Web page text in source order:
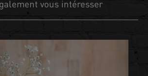
vous intéresser